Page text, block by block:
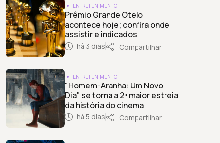
ENTRETENIMENTO
Prêmio Grande Otelo
acontece hoje; confira onde
assistir e indicados
há 3 dias Compartilhar
ENTRETENIMENTO
"Homem-Aranha: Um Novo
Dia" se torna a 2ª maior estreia
da história do cinema
há 5 dias Compartilhar